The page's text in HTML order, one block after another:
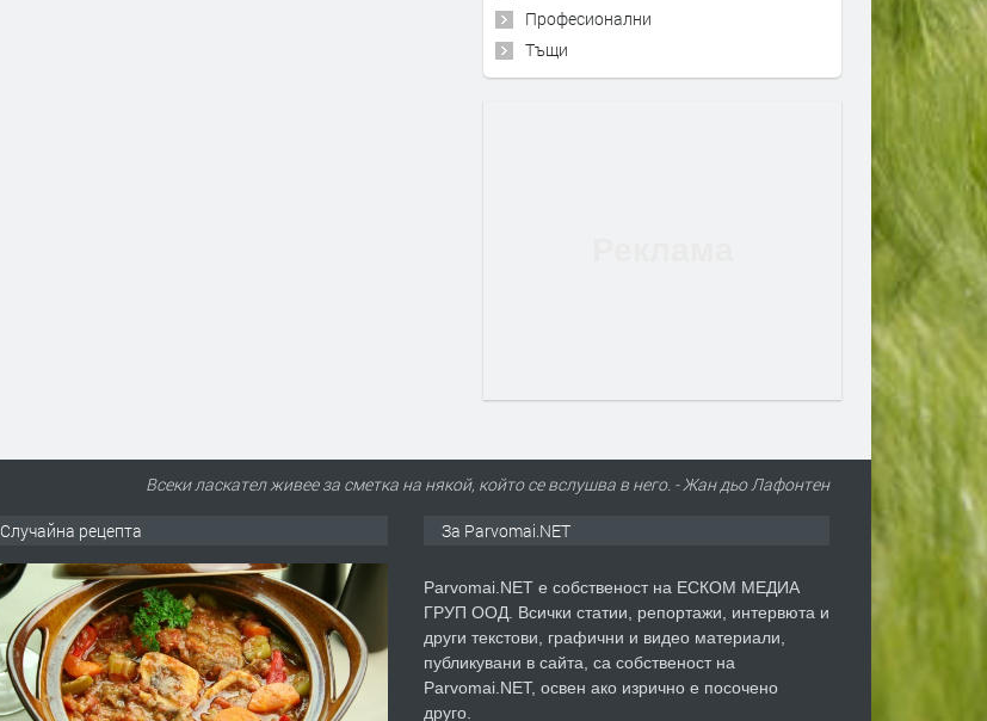
Професионални
Тъщи
Всеки ласкател живее за сметка на някой, който се вслушва в него. - Жан дьо Лафонтен
Случайна рецепта За Parvomai.NET
Parvomai.NET е собственост на ЕСКОМ МЕДИА
ГРУП ООД. Всички статии, репортажи, интервюта и
други текстови, графични и видео материали,
публикувани в сайта, са собственост на
Parvomai.NET, освен ако изрично е посочено
друго.